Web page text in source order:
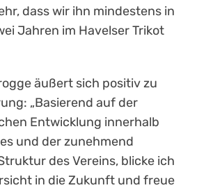
dass wir ihn mindestens in
Jahren im Havelser Trikot
äußert sich positiv zu
„Basierend auf der
Entwicklung innerhalb
und der zunehmend
des Vereins, blicke ich
in die Zukunft und freue